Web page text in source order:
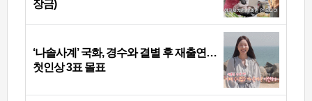
장금)
‘나솔사계’ 국화, 경수와 결별 후 재출연…
첫인상 3표 몰표